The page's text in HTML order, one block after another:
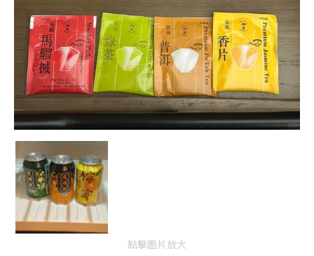
點擊圖片放大